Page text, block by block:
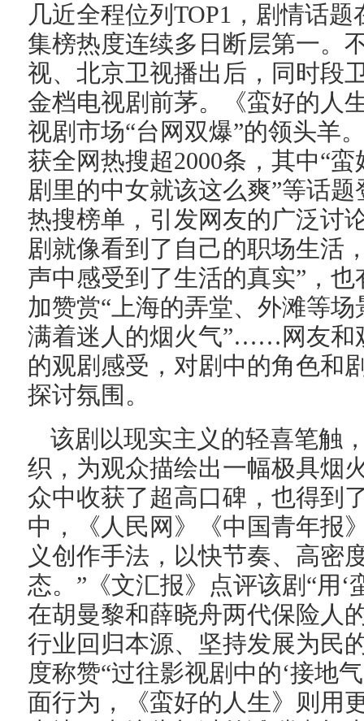
几近全程位列TOP1，剧情话
集榜热度连续多日断层第一。
视、北京卫视播出后，同时段
金档电视剧前茅。《蛮好的人
视剧市场“台网双爆”的领头羊
获全网热搜超2000条，其中“
剧里的中女就该这么爽”等话
热搜榜单，引发网友的广泛讨
剧就像看到了自己的职场生活
声中感受到了生活的真实”，
加赞赏“上海的弄堂、外滩等
满着迷人的烟火气”……网友和
的观剧感受，对剧中的角色和
探讨氛围。
该剧以现实主义的轻喜笔触
织，为观众描绘出一幅极具烟
众中收获了超高口碑，也得到
中，《人民网》《中国青年报
义创作手法，以快节奏、高密
态。”《文汇报》点评该剧“用
在胡曼黎和薛晓舟两代保险人
行业回归本源、坚持发展为民
度称赞“过往影视剧中的‘接地
面行为，《蛮好的人生》则用